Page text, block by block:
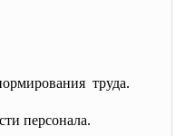
труда.
персонала.